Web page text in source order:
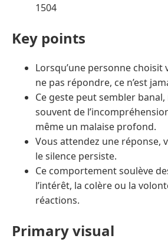
1504
Key points
Lorsqu’une personne
ne pas répondre, ce n’est
Ce geste peut sembler
souvent de
même un malaise profond.
Vous attendez une réponse,
le silence persiste.
Ce comportement soulève
l’intérêt, la colère ou la
réactions.
Primary visual